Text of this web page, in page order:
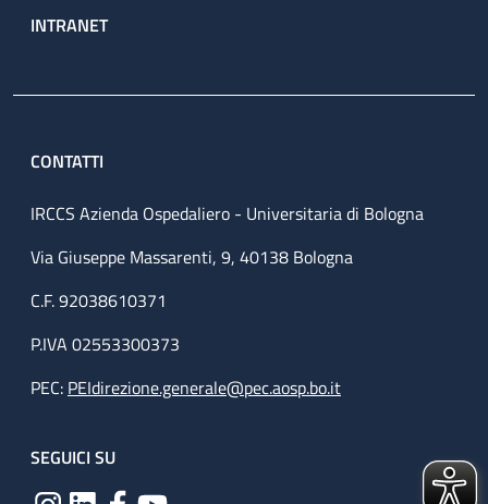
INTRANET
CONTATTI
IRCCS Azienda Ospedaliero - Universitaria di Bologna
Via Giuseppe Massarenti, 9, 40138 Bologna
C.F. 92038610371
P.IVA 02553300373
PEC: PEIdirezione.generale@pec.aosp.bo.it
SEGUICI SU